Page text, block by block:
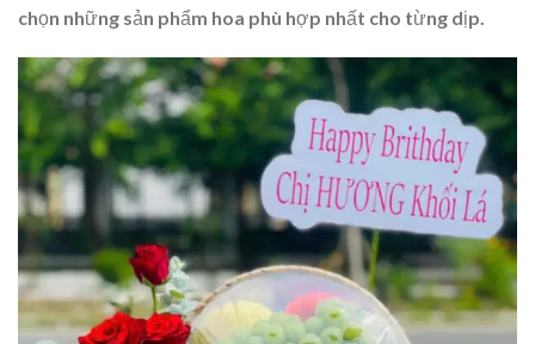
chọn những sản phẩm hoa phù hợp nhất cho từng dịp.